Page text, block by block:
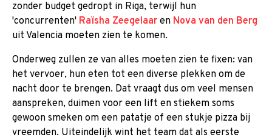
zonder budget gedropt in Riga, terwijl hun
'concurrenten' Raïsha Zeegelaar en Nova van den Berg
uit Valencia moeten zien te komen.
Onderweg zullen ze van alles moeten zien te fixen: van
het vervoer, hun eten tot een diverse plekken om de
nacht door te brengen. Dat vraagt dus om veel mensen
aanspreken, duimen voor een lift en stiekem soms
gewoon smeken om een patatje of een stukje pizza bij
vreemden. Uiteindelijk wint het team dat als eerste